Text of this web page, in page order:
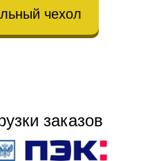
чехол
заказов